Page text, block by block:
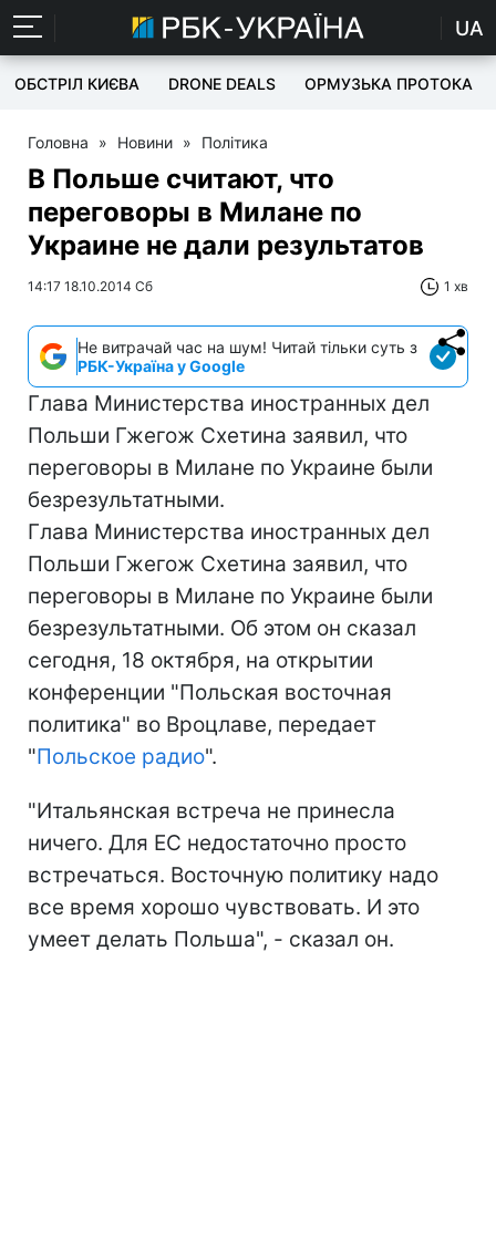
UA
ОБСТРІЛ КИЄВА DRONE DEALS ОРМУЗЬКА ПРОТОКА
Головна » Новини » Політика
В Польше считают, что
переговоры в Милане по
Украине не дали результатов
14:17 18.10.2014 Сб 1 хв
Не витрачай час на шум! Читай тільки суть з
РБК-Україна у Google
Глава Министерства иностранных дел
Польши Гжегож Схетина заявил, что
переговоры в Милане по Украине были
безрезультатными.
Глава Министерства иностранных дел
Польши Гжегож Схетина заявил, что
переговоры в Милане по Украине были
безрезультатными. Об этом он сказал
сегодня, 18 октября, на открытии
конференции "Польская восточная
политика" во Вроцлаве, передает
"Польское радио".
"Итальянская встреча не принесла
ничего. Для ЕС недостаточно просто
встречаться. Восточную политику надо
все время хорошо чувствовать. И это
умеет делать Польша", - сказал он.